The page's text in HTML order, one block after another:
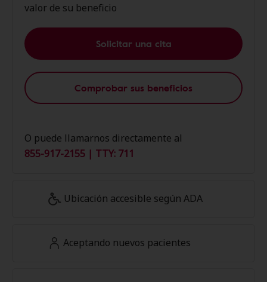
valor de su beneficio
Solicitar una cita
Comprobar sus beneficios
O puede llamarnos directamente al
855-917-2155 | TTY: 711
Ubicación accesible según ADA
Aceptando nuevos pacientes